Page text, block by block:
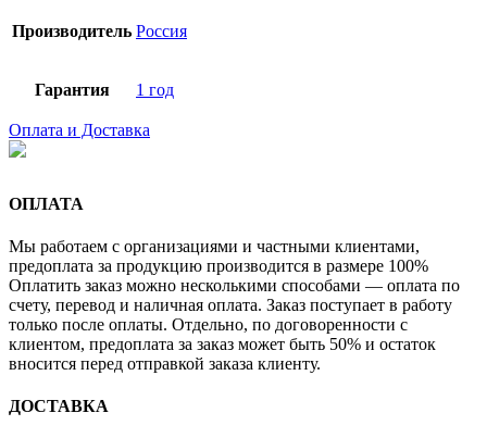
Производитель Россия
Гарантия 1 год
Оплата и Доставка
ОПЛАТА
Мы работаем с организациями и частными клиентами,
предоплата за продукцию производится в размере 100%
Оплатить заказ можно несколькими способами — оплата по
счету, перевод и наличная оплата. Заказ поступает в работу
только после оплаты. Отдельно, по договоренности с
клиентом, предоплата за заказ может быть 50% и остаток
вносится перед отправкой заказа клиенту.
ДОСТАВКА